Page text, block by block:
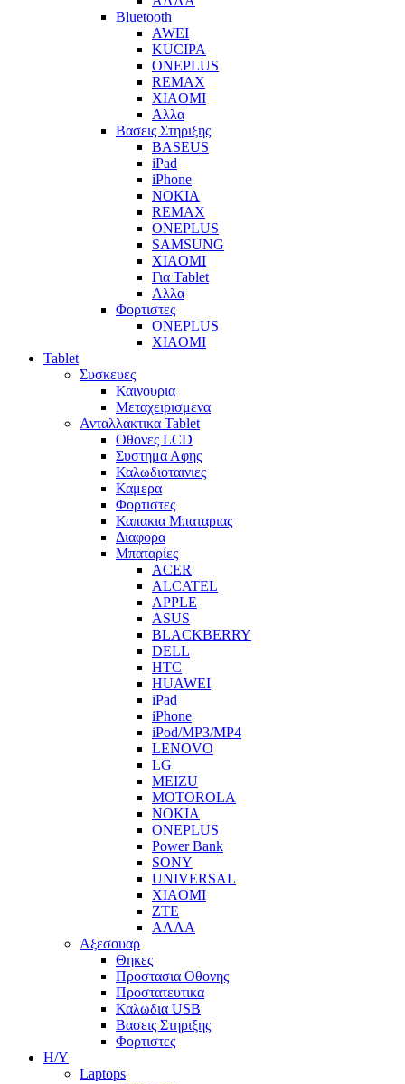
Bluetooth
AWEI
KUCIPA
ONEPLUS
REMAX
XIAOMI
Αλλα
Βασεις Στηριξης
BASEUS
iPad
iPhone
NOKIA
REMAX
ONEPLUS
SAMSUNG
XIAOMI
Για Tablet
Αλλα
Φορτιστες
ONEPLUS
XIAOMI
Tablet
Συσκευες
Καινουρια
Μεταχειρισμενα
Ανταλλακτικα Tablet
Οθονες LCD
Συστημα Αφης
Καλωδιοταινιες
Καμερα
Φορτιστες
Καπακια Μπαταριας
Διαφορα
Μπαταρίες
ACER
ALCATEL
APPLE
ASUS
BLACKBERRY
DELL
HTC
HUAWEI
iPad
iPhone
iPod/MP3/MP4
LENOVO
LG
MEIZU
MOTOROLA
NOKIA
ONEPLUS
Power Bank
SONY
UNIVERSAL
XIAOMI
ZTE
ΑΛΛΑ
Αξεσουαρ
Θηκες
Προστασια Οθονης
Προστατευτικα
Καλωδια USB
Βασεις Στηριξης
Φορτιστες
Η/Υ
Laptops